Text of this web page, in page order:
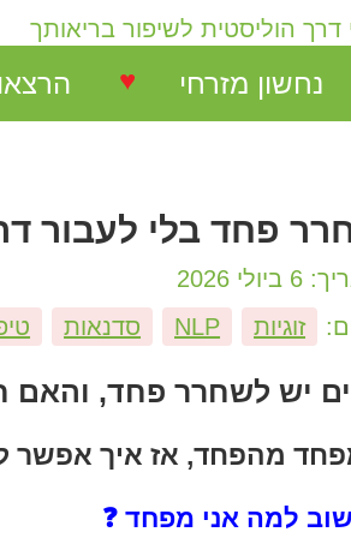
נחשון מזרחי
המלצות על הרצאות
המלצות על סדנאות
המלצות בתחום NLP
המלצות בתחום ריבלנסינג
♥
פחד בלי לעבור
2026
זוגיות NLP סדנאות
יש לשחרר פחד, והאם
מהפחד, אז איך אפשר
למה אני מפחד ❓